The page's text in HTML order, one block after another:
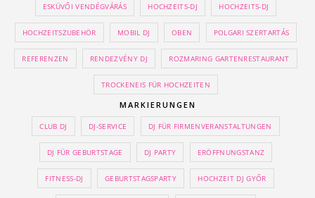
ESKÜVŐI VENDÉGVÁRÁS HOCHZEITS-DJ HOCHZEITS-DJ
HOCHZEITSZUBEHÖR MOBIL DJ OBEN POLGARI SZERTARTÁS
REFERENZEN RENDEZVÉNY DJ ROZMARING GARTENRESTAURANT
TROCKENEIS FÜR HOCHZEITEN
MARKIERUNGEN
CLUB DJ DJ-SERVICE DJ FÜR FIRMENVERANSTALTUNGEN
DJ FÜR GEBURTSTAGE DJ PARTY ERÖFFNUNGSTANZ
FITNESS-DJ GEBURTSTAGSPARTY HOCHZEIT DJ GYŐR